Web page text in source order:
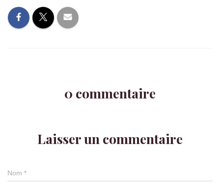
0 commentaire
Laisser un commentaire
Nom *